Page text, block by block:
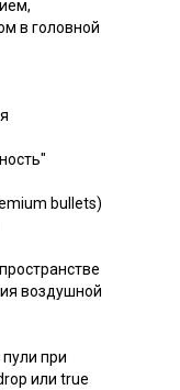
в головной
bullets)
воздушной
при
или true